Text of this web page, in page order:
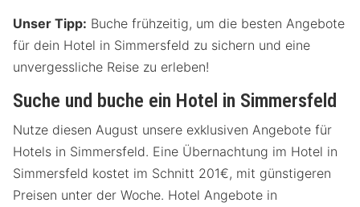
Unser Tipp: Buche frühzeitig, um die besten Angebote
für dein Hotel in Simmersfeld zu sichern und eine
unvergessliche Reise zu erleben!
Suche und buche ein Hotel in Simmersfeld
Nutze diesen August unsere exklusiven Angebote für
Hotels in Simmersfeld. Eine Übernachtung im Hotel in
Simmersfeld kostet im Schnitt 201€, mit günstigeren
Preisen unter der Woche. Hotel Angebote in